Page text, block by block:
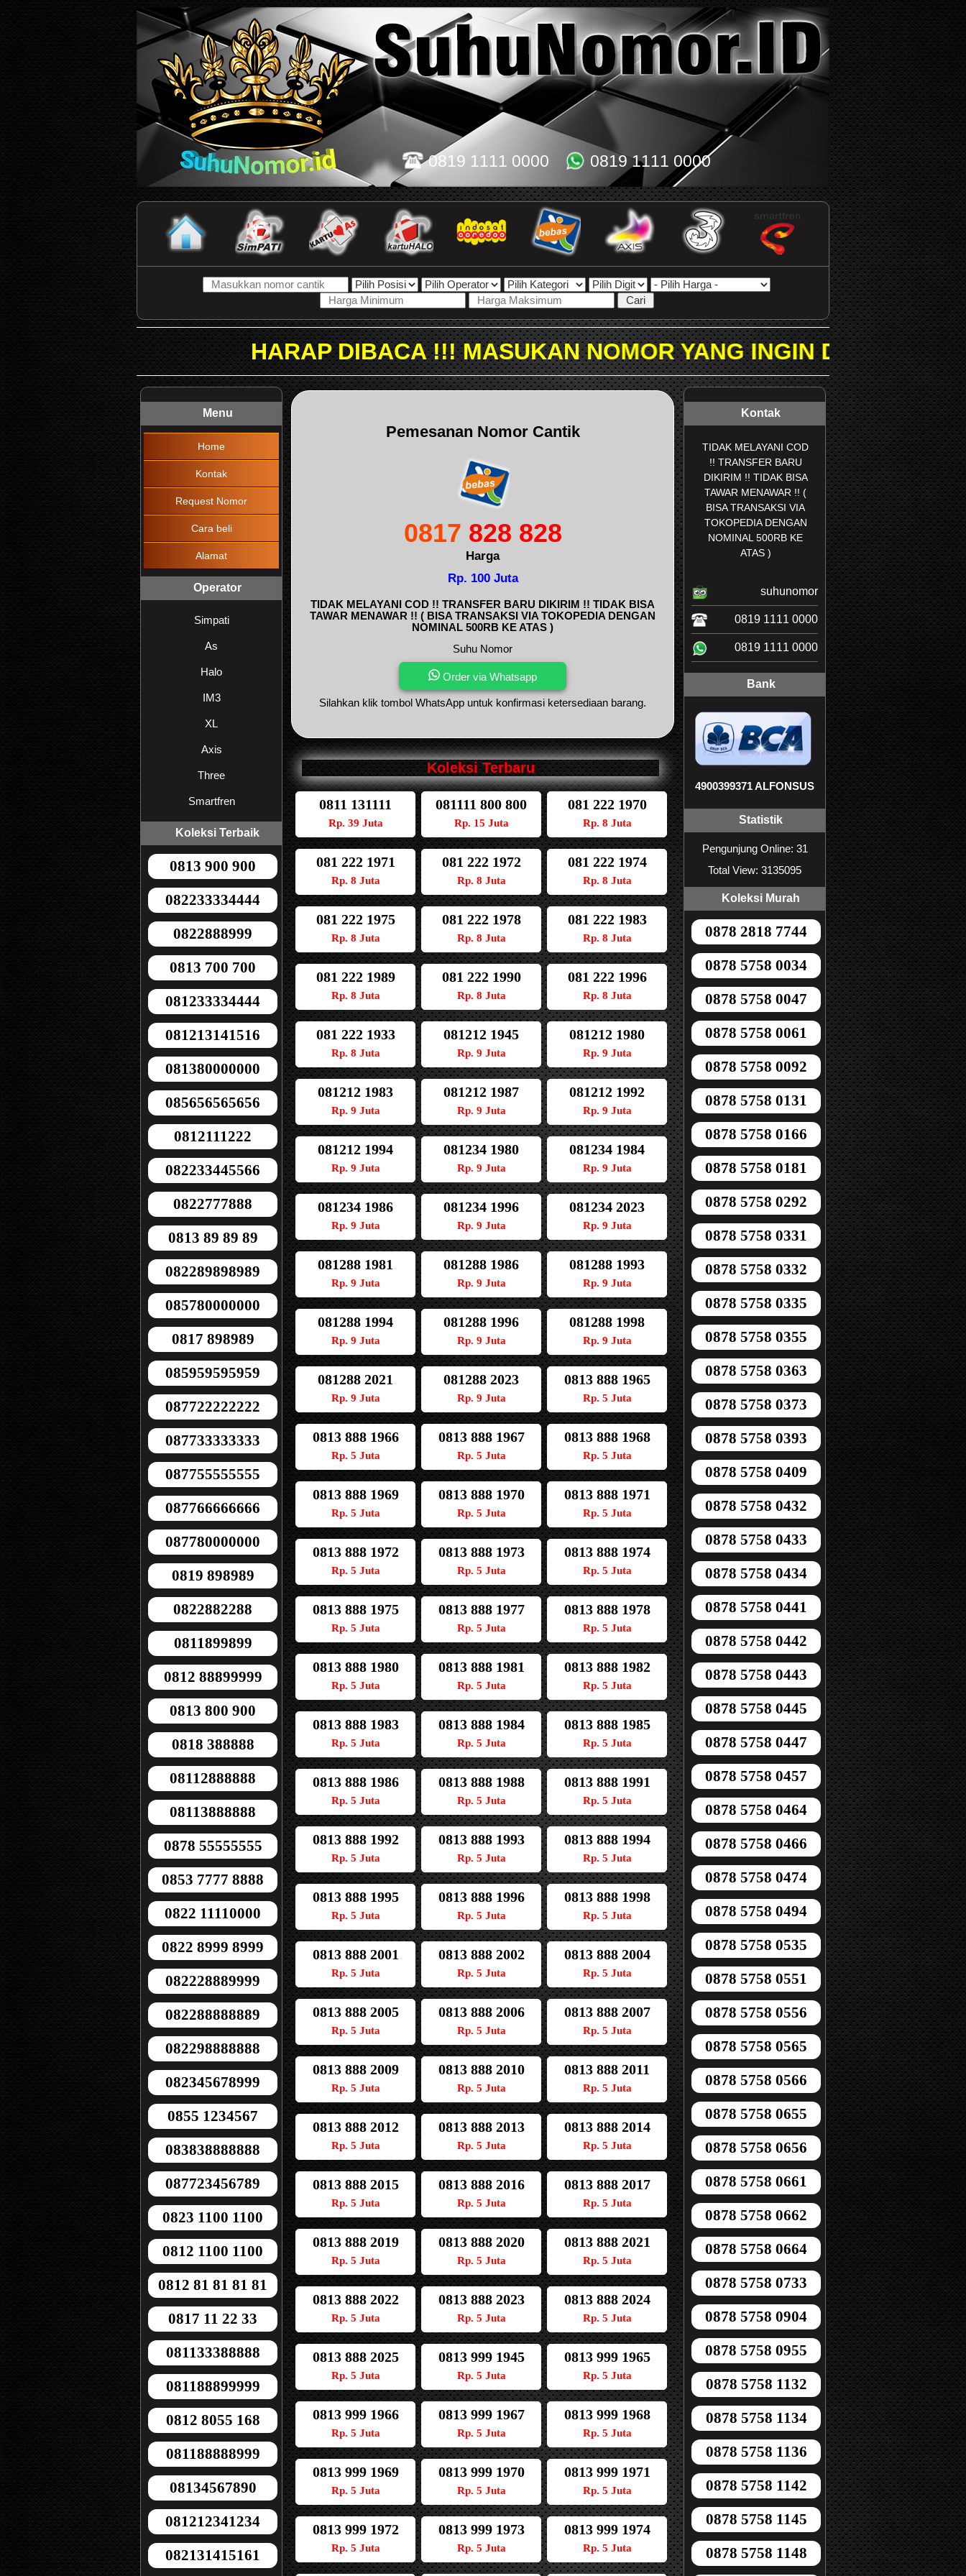
0819 1111 0000 0819 1111 0000
HARAP DIBACA !!! MASUKAN NOMOR YANG INGIN DICARI PADA KOLOM
Menu
Home
Kontak
Request Nomor
Cara beli
Alamat
Operator
Simpati
As
Halo
IM3
XL
Axis
Three
Smartfren
Koleksi Terbaik
0813 900 900
082233334444
0822888999
0813 700 700
081233334444
081213141516
081380000000
085656565656
0812111222
082233445566
0822777888
0813 89 89 89
082289898989
085780000000
0817 898989
085959595959
087722222222
087733333333
087755555555
087766666666
087780000000
0819 898989
0822882288
0811899899
0812 88899999
0813 800 900
0818 388888
08112888888
08113888888
0878 55555555
0853 7777 8888
0822 11110000
0822 8999 8999
082228889999
082288888889
082298888888
082345678999
0855 1234567
083838888888
087723456789
0823 1100 1100
0812 1100 1100
0812 81 81 81 81
0817 11 22 33
081133388888
081188899999
0812 8055 168
081188888999
08134567890
081212341234
082131415161
Pemesanan Nomor Cantik
0817 828 828
Harga
Rp. 100 Juta
TIDAK MELAYANI COD !! TRANSFER BARU DIKIRIM !! TIDAK BISA
TAWAR MENAWAR !! ( BISA TRANSAKSI VIA TOKOPEDIA DENGAN
NOMINAL 500RB KE ATAS )
Suhu Nomor
Order via Whatsapp
Silahkan klik tombol WhatsApp untuk konfirmasi ketersediaan barang.
Koleksi Terbaru
0811 131111
Rp. 39 Juta
081111 800 800
Rp. 15 Juta
081 222 1970
Rp. 8 Juta
081 222 1971
Rp. 8 Juta
081 222 1972
Rp. 8 Juta
081 222 1974
Rp. 8 Juta
081 222 1975
Rp. 8 Juta
081 222 1978
Rp. 8 Juta
081 222 1983
Rp. 8 Juta
081 222 1989
Rp. 8 Juta
081 222 1990
Rp. 8 Juta
081 222 1996
Rp. 8 Juta
081 222 1933
Rp. 8 Juta
081212 1945
Rp. 9 Juta
081212 1980
Rp. 9 Juta
081212 1983
Rp. 9 Juta
081212 1987
Rp. 9 Juta
081212 1992
Rp. 9 Juta
081212 1994
Rp. 9 Juta
081234 1980
Rp. 9 Juta
081234 1984
Rp. 9 Juta
081234 1986
Rp. 9 Juta
081234 1996
Rp. 9 Juta
081234 2023
Rp. 9 Juta
081288 1981
Rp. 9 Juta
081288 1986
Rp. 9 Juta
081288 1993
Rp. 9 Juta
081288 1994
Rp. 9 Juta
081288 1996
Rp. 9 Juta
081288 1998
Rp. 9 Juta
081288 2021
Rp. 9 Juta
081288 2023
Rp. 9 Juta
0813 888 1965
Rp. 5 Juta
0813 888 1966
Rp. 5 Juta
0813 888 1967
Rp. 5 Juta
0813 888 1968
Rp. 5 Juta
0813 888 1969
Rp. 5 Juta
0813 888 1970
Rp. 5 Juta
0813 888 1971
Rp. 5 Juta
0813 888 1972
Rp. 5 Juta
0813 888 1973
Rp. 5 Juta
0813 888 1974
Rp. 5 Juta
0813 888 1975
Rp. 5 Juta
0813 888 1977
Rp. 5 Juta
0813 888 1978
Rp. 5 Juta
0813 888 1980
Rp. 5 Juta
0813 888 1981
Rp. 5 Juta
0813 888 1982
Rp. 5 Juta
0813 888 1983
Rp. 5 Juta
0813 888 1984
Rp. 5 Juta
0813 888 1985
Rp. 5 Juta
0813 888 1986
Rp. 5 Juta
0813 888 1988
Rp. 5 Juta
0813 888 1991
Rp. 5 Juta
0813 888 1992
Rp. 5 Juta
0813 888 1993
Rp. 5 Juta
0813 888 1994
Rp. 5 Juta
0813 888 1995
Rp. 5 Juta
0813 888 1996
Rp. 5 Juta
0813 888 1998
Rp. 5 Juta
0813 888 2001
Rp. 5 Juta
0813 888 2002
Rp. 5 Juta
0813 888 2004
Rp. 5 Juta
0813 888 2005
Rp. 5 Juta
0813 888 2006
Rp. 5 Juta
0813 888 2007
Rp. 5 Juta
0813 888 2009
Rp. 5 Juta
0813 888 2010
Rp. 5 Juta
0813 888 2011
Rp. 5 Juta
0813 888 2012
Rp. 5 Juta
0813 888 2013
Rp. 5 Juta
0813 888 2014
Rp. 5 Juta
0813 888 2015
Rp. 5 Juta
0813 888 2016
Rp. 5 Juta
0813 888 2017
Rp. 5 Juta
0813 888 2019
Rp. 5 Juta
0813 888 2020
Rp. 5 Juta
0813 888 2021
Rp. 5 Juta
0813 888 2022
Rp. 5 Juta
0813 888 2023
Rp. 5 Juta
0813 888 2024
Rp. 5 Juta
0813 888 2025
Rp. 5 Juta
0813 999 1945
Rp. 5 Juta
0813 999 1965
Rp. 5 Juta
0813 999 1966
Rp. 5 Juta
0813 999 1967
Rp. 5 Juta
0813 999 1968
Rp. 5 Juta
0813 999 1969
Rp. 5 Juta
0813 999 1970
Rp. 5 Juta
0813 999 1971
Rp. 5 Juta
0813 999 1972
Rp. 5 Juta
0813 999 1973
Rp. 5 Juta
0813 999 1974
Rp. 5 Juta
Kontak
TIDAK MELAYANI COD
!! TRANSFER BARU
DIKIRIM !! TIDAK BISA
TAWAR MENAWAR !! (
BISA TRANSAKSI VIA
TOKOPEDIA DENGAN
NOMINAL 500RB KE
ATAS )
suhunomor
0819 1111 0000
0819 1111 0000
Bank
4900399371 ALFONSUS
Statistik
Pengunjung Online: 31
Total View: 3135095
Koleksi Murah
0878 2818 7744
0878 5758 0034
0878 5758 0047
0878 5758 0061
0878 5758 0092
0878 5758 0131
0878 5758 0166
0878 5758 0181
0878 5758 0292
0878 5758 0331
0878 5758 0332
0878 5758 0335
0878 5758 0355
0878 5758 0363
0878 5758 0373
0878 5758 0393
0878 5758 0409
0878 5758 0432
0878 5758 0433
0878 5758 0434
0878 5758 0441
0878 5758 0442
0878 5758 0443
0878 5758 0445
0878 5758 0447
0878 5758 0457
0878 5758 0464
0878 5758 0466
0878 5758 0474
0878 5758 0494
0878 5758 0535
0878 5758 0551
0878 5758 0556
0878 5758 0565
0878 5758 0566
0878 5758 0655
0878 5758 0656
0878 5758 0661
0878 5758 0662
0878 5758 0664
0878 5758 0733
0878 5758 0904
0878 5758 0955
0878 5758 1132
0878 5758 1134
0878 5758 1136
0878 5758 1142
0878 5758 1145
0878 5758 1148